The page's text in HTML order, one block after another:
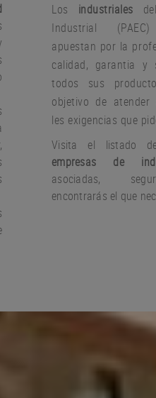
Los industriales
Industrial
apuestan por la
calidad, garantia y
todos sus
objetivo de atender
les exigencias que
Visita el listado
empresas de
asociadas,
encontrarás el que